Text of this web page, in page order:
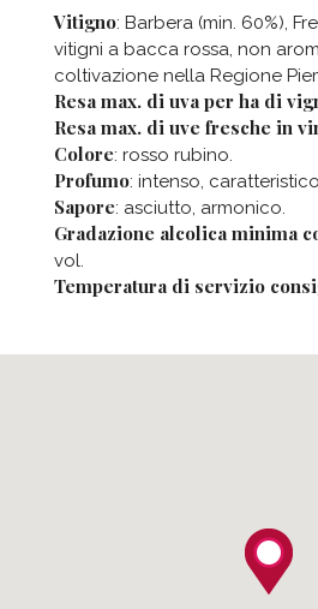
Vitigno: Barbera (min. 60%),
vitigni a bacca rossa, non
coltivazione nella Regione
Resa max. di uva per ha di
Resa max. di uve fresche in
Colore: rosso rubino.
Profumo: intenso,
Sapore: asciutto, armonico.
Gradazione alcolica minima
vol.
Temperatura di servizio